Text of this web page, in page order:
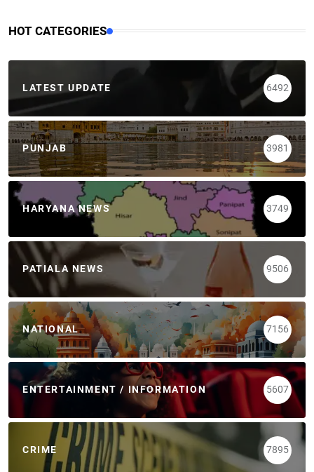
HOT CATEGORIES
LATEST UPDATE 6492
PUNJAB 3981
HARYANA NEWS 3749
PATIALA NEWS 9506
NATIONAL 7156
ENTERTAINMENT / INFORMATION 5607
CRIME 7895